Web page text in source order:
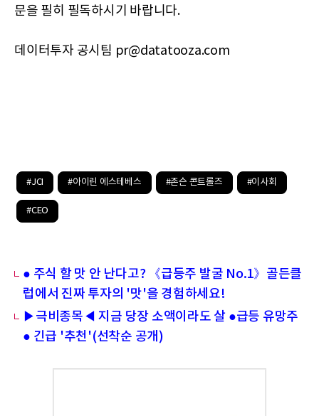
문을 필히 필독하시기 바랍니다.
데이터투자 공시팀 pr@datatooza.com
#JCI #아이린 에스테베스 #존슨 콘트롤즈 #이사회
#CEO
● 주식 할 맛 안 난다고? 《급등주 발굴 No.1》골든클
럽에서 진짜 투자의 '맛'을 경험하세요!
▶극비종목◀ 지금 당장 소액이라도 살 ●급등 유망주
● 긴급 '추천'(선착순 공개)